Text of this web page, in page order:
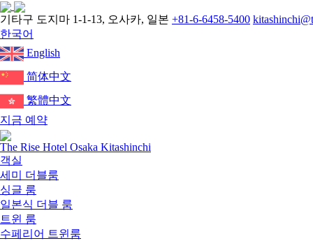
메
뉴
기타구 도지마 1-1-13, 오사카, 일본 +81-6-6458-5400
한국어
English
简体中文
繁體中文
지금 예약
Close
menu
The Rise Hotel Osaka Kitashinchi
객실
세미 더블룸
싱글 룸
일본식 더블 룸
트윈 룸
수페리어 트윈룸